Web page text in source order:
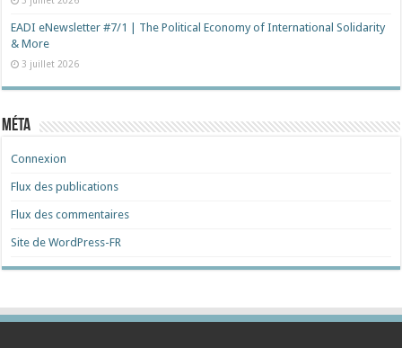
EADI eNewsletter #7/1 | The Political Economy of International Solidarity
& More
3 juillet 2026
Méta
Connexion
Flux des publications
Flux des commentaires
Site de WordPress-FR